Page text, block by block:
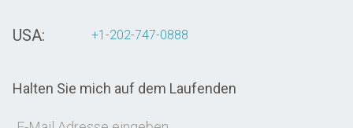
USA: +1-202-747-0888
Halten Sie mich auf dem Laufenden